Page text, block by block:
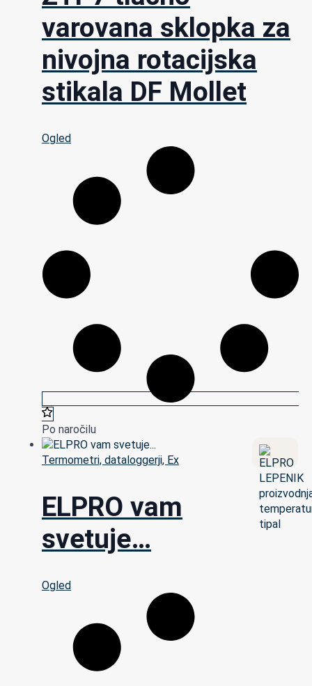
varovana sklopka za
nivojna rotacijska
stikala DF Mollet
Ogled
Po naročilu
Termometri, dataloggerji, Ex
ELPRO vam
svetuje…
Ogled